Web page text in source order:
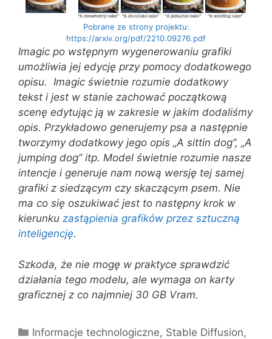
Pobrane ze strony projektu:
https://arxiv.org/pdf/2210.09276.pdf
Imagic po wstępnym wygenerowaniu grafiki
umożliwia jej edycję przy pomocy dodatkowego
opisu. Imagic świetnie rozumie dodatkowy
tekst i jest w stanie zachować początkową
scenę edytując ją w zakresie w jakim dodaliśmy
opis. Przykładowo generujemy psa a następnie
tworzymy dodatkowy jego opis „A sittin dog”, „A
jumping dog” itp. Model świetnie rozumie nasze
intencje i generuje nam nową wersję tej samej
grafiki z siedzącym czy skaczącym psem. Nie
ma co się oszukiwać jest to następny krok w
kierunku zastąpienia grafików przez sztuczną
inteligencję.
Szkoda, że nie mogę w praktyce sprawdzić
działania tego modelu, ale wymaga on karty
graficznej z co najmniej 30 GB Vram.
Kategorie
Informacje technologiczne, Stable Diffusion,